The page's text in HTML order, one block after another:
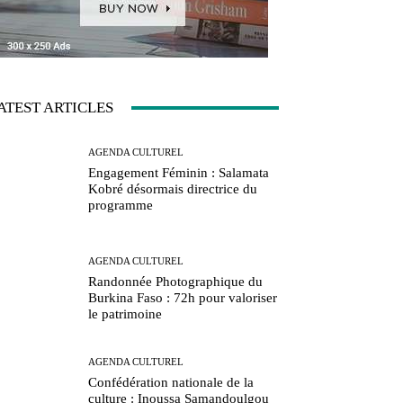
ARTICLES
AGENDA CULTUREL
Engagement Féminin : Salamata
Kobré désormais directrice du
programme
AGENDA CULTUREL
Randonnée Photographique du
Burkina Faso : 72h pour valoriser
le patrimoine
AGENDA CULTUREL
Confédération nationale de la
culture : Inoussa Samandoulgou